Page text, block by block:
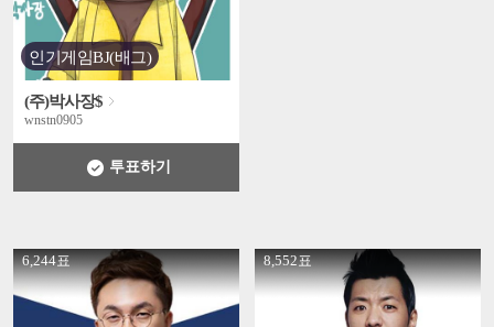
인기게임BJ(배그)
(주)박사장$
wnstn0905
투표하기
6,244표
' + 8,552표
' +